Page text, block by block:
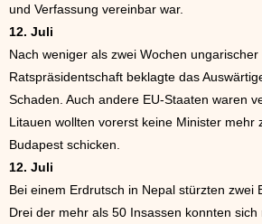
und Verfassung vereinbar war.
12. Juli
Nach weniger als zwei Wochen ungarischer
Ratspräsidentschaft beklagte das
Schaden. Auch andere EU-Staaten waren
Litauen wollten vorerst keine Minister mehr
Budapest schicken.
12. Juli
Bei einem Erdrutsch in Nepal stürzten zwei
Drei der mehr als 50 Insassen konnten